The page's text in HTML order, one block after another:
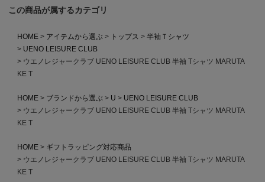
この商品が属するカテゴリ
HOME アイテムから選ぶ トップス
半袖Ｔシャツ
UENO LEISURE CLUB
ウエノレジャークラブ UENO LEISURE CLUB 半袖 Tシャツ MARUTA
KE T
HOME ブランドから選ぶ U
UENO LEISURE CLUB
ウエノレジャークラブ UENO LEISURE CLUB 半袖 Tシャツ MARUTA
KE T
HOME
ギフトラッピング対応商品
ウエノレジャークラブ UENO LEISURE CLUB 半袖 Tシャツ MARUTA
KE T